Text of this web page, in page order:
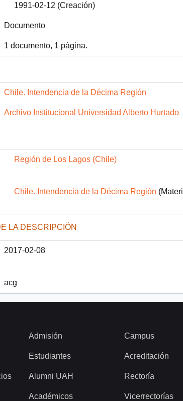
1991-02-12 (Creación)
Documento
1 documento, 1 página.
Chile. Intendencia de la Décima Región
Archivo Institucional Universidad Alberto Hurtado
Región de Los Lagos (Chile)
Chile. Intendencia de la Décima Región
LA DESCRIPCIÓN
2017-02-08
acg
Admisión
Estudiantes
Alumni UAH
Académicos
Campus
Acreditación
Rectoría
Vicerrectorías